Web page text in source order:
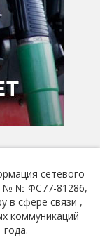
сетевого
№ № ФС77-81286,
в сфере связи ,
коммуникаций